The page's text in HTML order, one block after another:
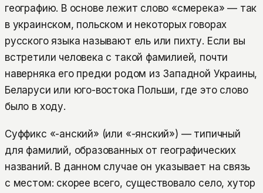
географию. В основе лежит слово «смерека» — так
в украинском, польском и некоторых говорах
русского языка называют ель или пихту. Если вы
встретили человека с такой фамилией, почти
наверняка его предки родом из Западной Украины,
Беларуси или юго-востока Польши, где это слово
было в ходу.
Суффикс «-анский» (или «-янский») — типичный
для фамилий, образованных от географических
названий. В данном случае он указывает на связь
с местом: скорее всего, существовало село, хутор